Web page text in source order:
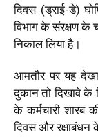
दिवस (ड्राई-डे)
विभाग के संरक्षण के
निकाल लिया है।
आमतौर पर यह
दुकान तो दिखावे के
के कर्मचारी शारब
दिवस और रक्षाबंधन